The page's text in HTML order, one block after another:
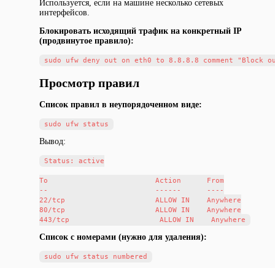
Используется, если на машине несколько сетевых
интерфейсов.
Блокировать исходящий трафик на конкретный IP
(продвинутое правило):
Просмотр правил
Список правил в неупорядоченном виде:
Вывод:
Status: active
To                         Action      From
--                         ------      ----
22/tcp                     ALLOW IN    Anywhere
80/tcp                     ALLOW IN    Anywhere
Список с номерами (нужно для удаления):